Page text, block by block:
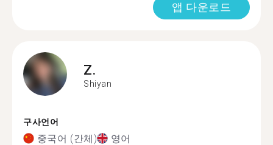
앱 다운로드
Z.
Shiyan
구사언어
중국어 (간체) 영어